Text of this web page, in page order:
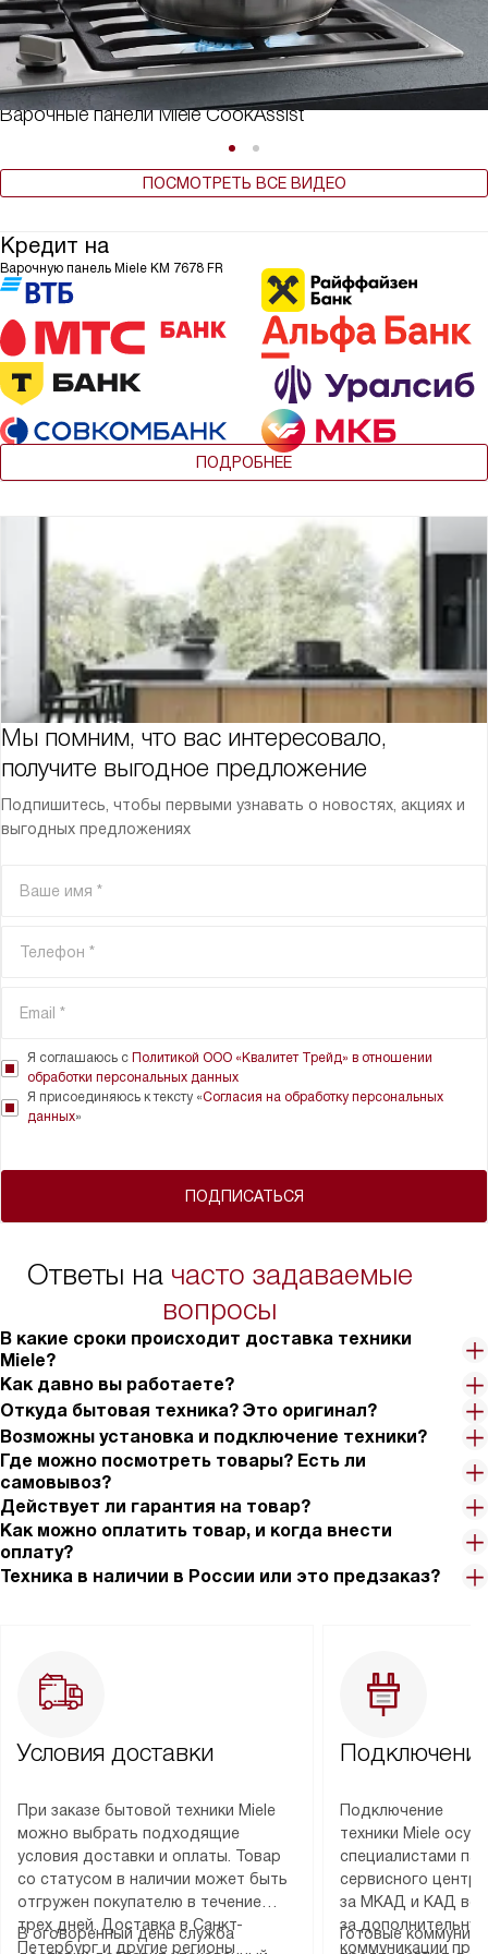
Варочные панели Miele CookAssist
ПОСМОТРЕТЬ ВСЕ ВИДЕО
Кредит на
Варочную панель Miele KM 7678 FR
ПОДРОБНЕЕ
Мы помним, что вас интересовало,
получите выгодное предложение
Подпишитесь, чтобы первыми узнавать о новостях, акциях и
выгодных предложениях
ПОДПИСАТЬСЯ
Я соглашаюсь с Политикой ООО «Квалитет Трейд» в отношении
обработки персональных данных
Я присоединяюсь к тексту «Согласия на обработку персональных
данных»
Ответы на часто задаваемые
вопросы
В какие сроки происходит доставка техники
Miele?
Как давно вы работаете?
Откуда бытовая техника? Это оригинал?
Возможны установка и подключение техники?
Где можно посмотреть товары? Есть ли
самовывоз?
Действует ли гарантия на товар?
Как можно оплатить товар, и когда внести
оплату?
Техника в наличии в России или это предзаказ?
Условия доставки
При заказе бытовой техники Miele
можно выбрать подходящие
условия доставки и оплаты. Товар
со статусом в наличии может быть
отгружен покупателю в течение
трех дней. Доставка в Санкт-
Петербург и другие регионы
В оговоренный день служба
Подключение
техники Miele
специалистами
сервисного
за МКАД и КАД
за
коммуникации
Готовые